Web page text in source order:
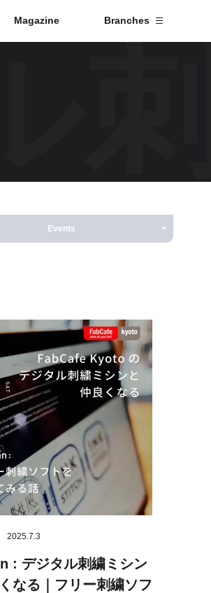
Magazine Branches
Events
2025.7.3
: デジタル刺繍ミシン
なる｜フリー刺繍ソフ